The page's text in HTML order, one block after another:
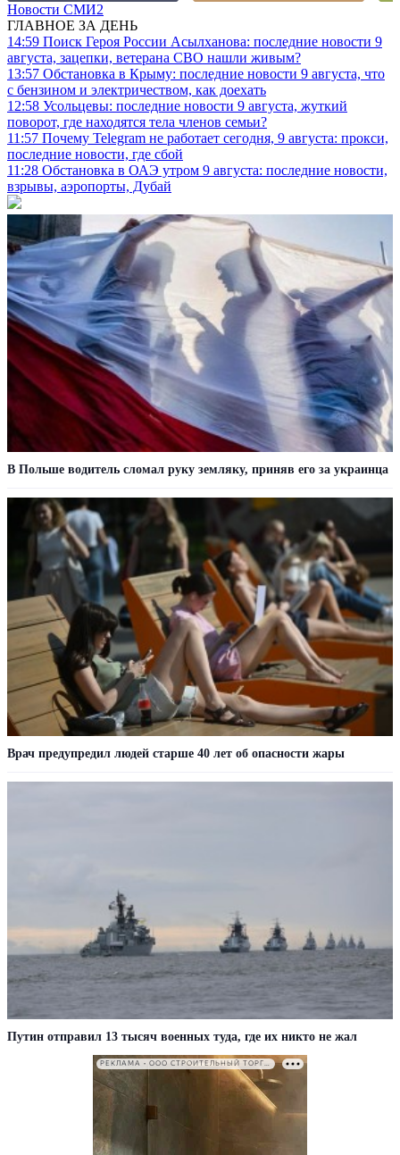
Новости СМИ2
ГЛАВНОЕ ЗА ДЕНЬ
14:59 Поиск Героя России Асылханова: последние новости 9
августа, зацепки, ветерана СВО нашли живым?
13:57 Обстановка в Крыму: последние новости 9 августа, что
с бензином и электричеством, как доехать
12:58 Усольцевы: последние новости 9 августа, жуткий
поворот, где находятся тела членов семьи?
11:57 Почему Telegram не работает сегодня, 9 августа: прокси,
последние новости, где сбой
11:28 Обстановка в ОАЭ утром 9 августа: последние новости,
взрывы, аэропорты, Дубай
В Польше водитель сломал руку земляку, приняв его за украинца
Врач предупредил людей старше 40 лет об опасности жары
Путин отправил 13 тысяч военных туда, где их никто не жал
РЕКЛАМА • ООО СТРОИТЕЛЬНЫЙ ТОРГОВЫЙ ДОМ «ПЕТРОВИЧ». ИНН: 7802348846